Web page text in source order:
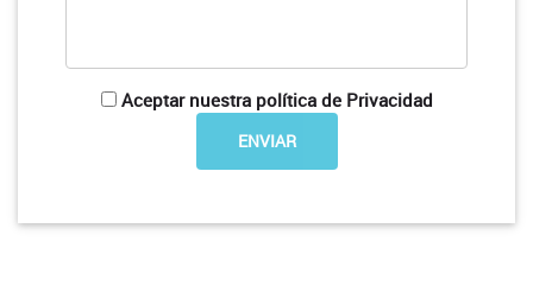
Aceptar nuestra política de Privacidad